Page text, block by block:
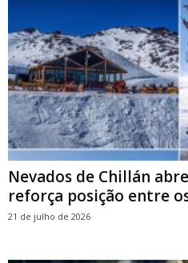
Nevados de Chillán
reforça posição entre
21 de julho de 2026